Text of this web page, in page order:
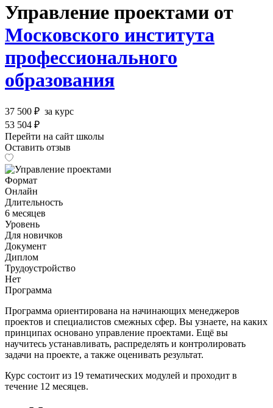
Управление проектами от
Московского института
профессионального
образования
37 500 ₽ за курс
53 504 ₽
Перейти на сайт школы
Оставить отзыв
Формат
Онлайн
Длительность
6 месяцев
Уровень
Для новичков
Документ
Диплом
Трудоустройство
Нет
Программа
Программа ориентирована на начинающих менеджеров
проектов и специалистов смежных сфер. Вы узнаете, на каких
принципах основано управление проектами. Ещё вы
научитесь устанавливать, распределять и контролировать
задачи на проекте, а также оценивать результат.
Курс состоит из 19 тематических модулей и проходит в
течение 12 месяцев.